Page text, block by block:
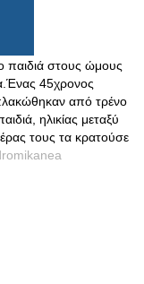
παιδιά στους ώμους
45χρονος
από τρένο
ηλικίας μεταξύ
τους τα κρατούσε